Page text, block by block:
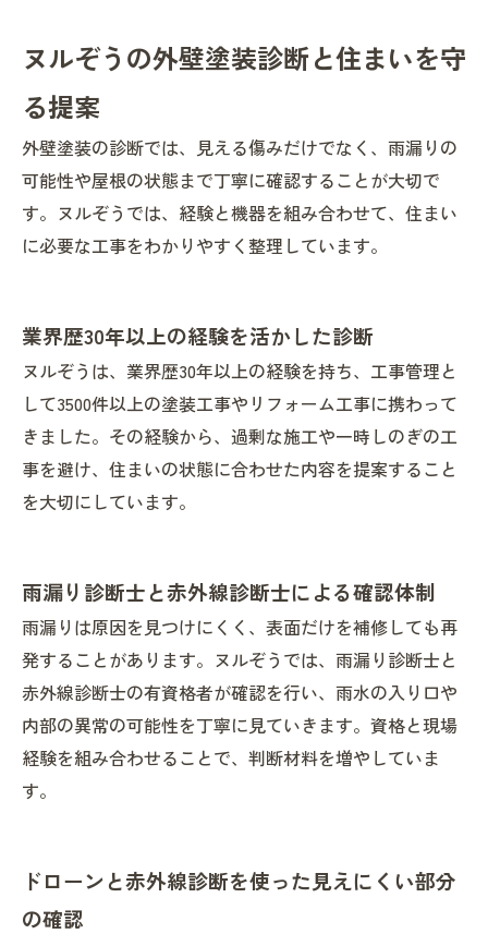
ヌルぞうの外壁塗装診断と住まいを守
る提案
外壁塗装の診断では、見える傷みだけでなく、雨漏りの
可能性や屋根の状態まで丁寧に確認することが大切で
す。ヌルぞうでは、経験と機器を組み合わせて、住まい
に必要な工事をわかりやすく整理しています。
業界歴30年以上の経験を活かした診断
ヌルぞうは、業界歴30年以上の経験を持ち、工事管理と
して3500件以上の塗装工事やリフォーム工事に携わって
きました。その経験から、過剰な施工や一時しのぎの工
事を避け、住まいの状態に合わせた内容を提案すること
を大切にしています。
雨漏り診断士と赤外線診断士による確認体制
雨漏りは原因を見つけにくく、表面だけを補修しても再
発することがあります。ヌルぞうでは、雨漏り診断士と
赤外線診断士の有資格者が確認を行い、雨水の入り口や
内部の異常の可能性を丁寧に見ていきます。資格と現場
経験を組み合わせることで、判断材料を増やしていま
す。
ドローンと赤外線診断を使った見えにくい部分
の確認